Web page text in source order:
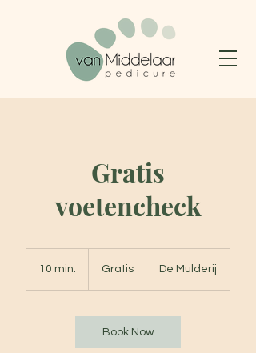
Gratis
voetencheck
10 min.
i
Gratis De Mulderij
Book Now